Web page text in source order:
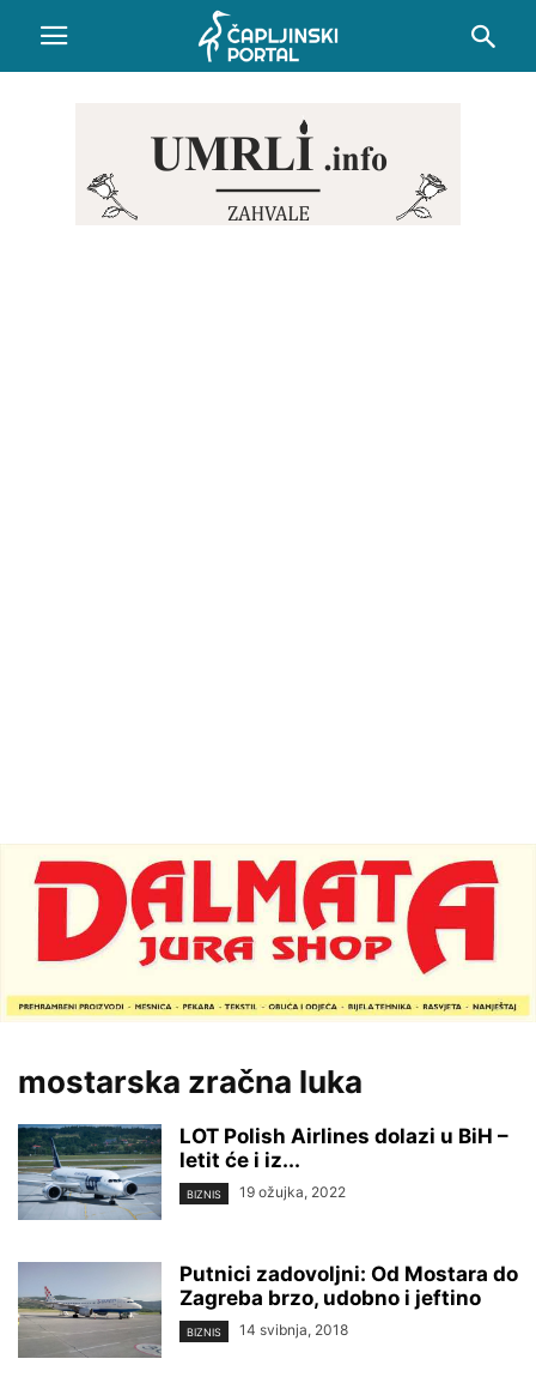
mostarska zračna luka
LOT Polish Airlines dolazi u BiH –
letit će i iz...
BIZNIS 19 ožujka, 2022
Putnici zadovoljni: Od Mostara do
Zagreba brzo, udobno i jeftino
BIZNIS 14 svibnja, 2018